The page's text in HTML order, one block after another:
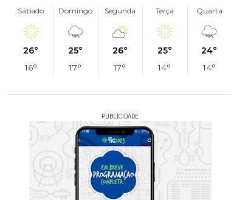
Sábado
26°
16°
Domingo
25°
17°
Segunda
26°
17°
Terça
25°
14°
Quarta
24°
14°
PUBLICIDADE